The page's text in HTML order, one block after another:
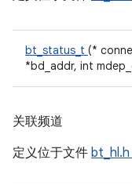
bt_status_t (*
*bd_addr, int
关联频道
定义位于文件 bt_hl.h